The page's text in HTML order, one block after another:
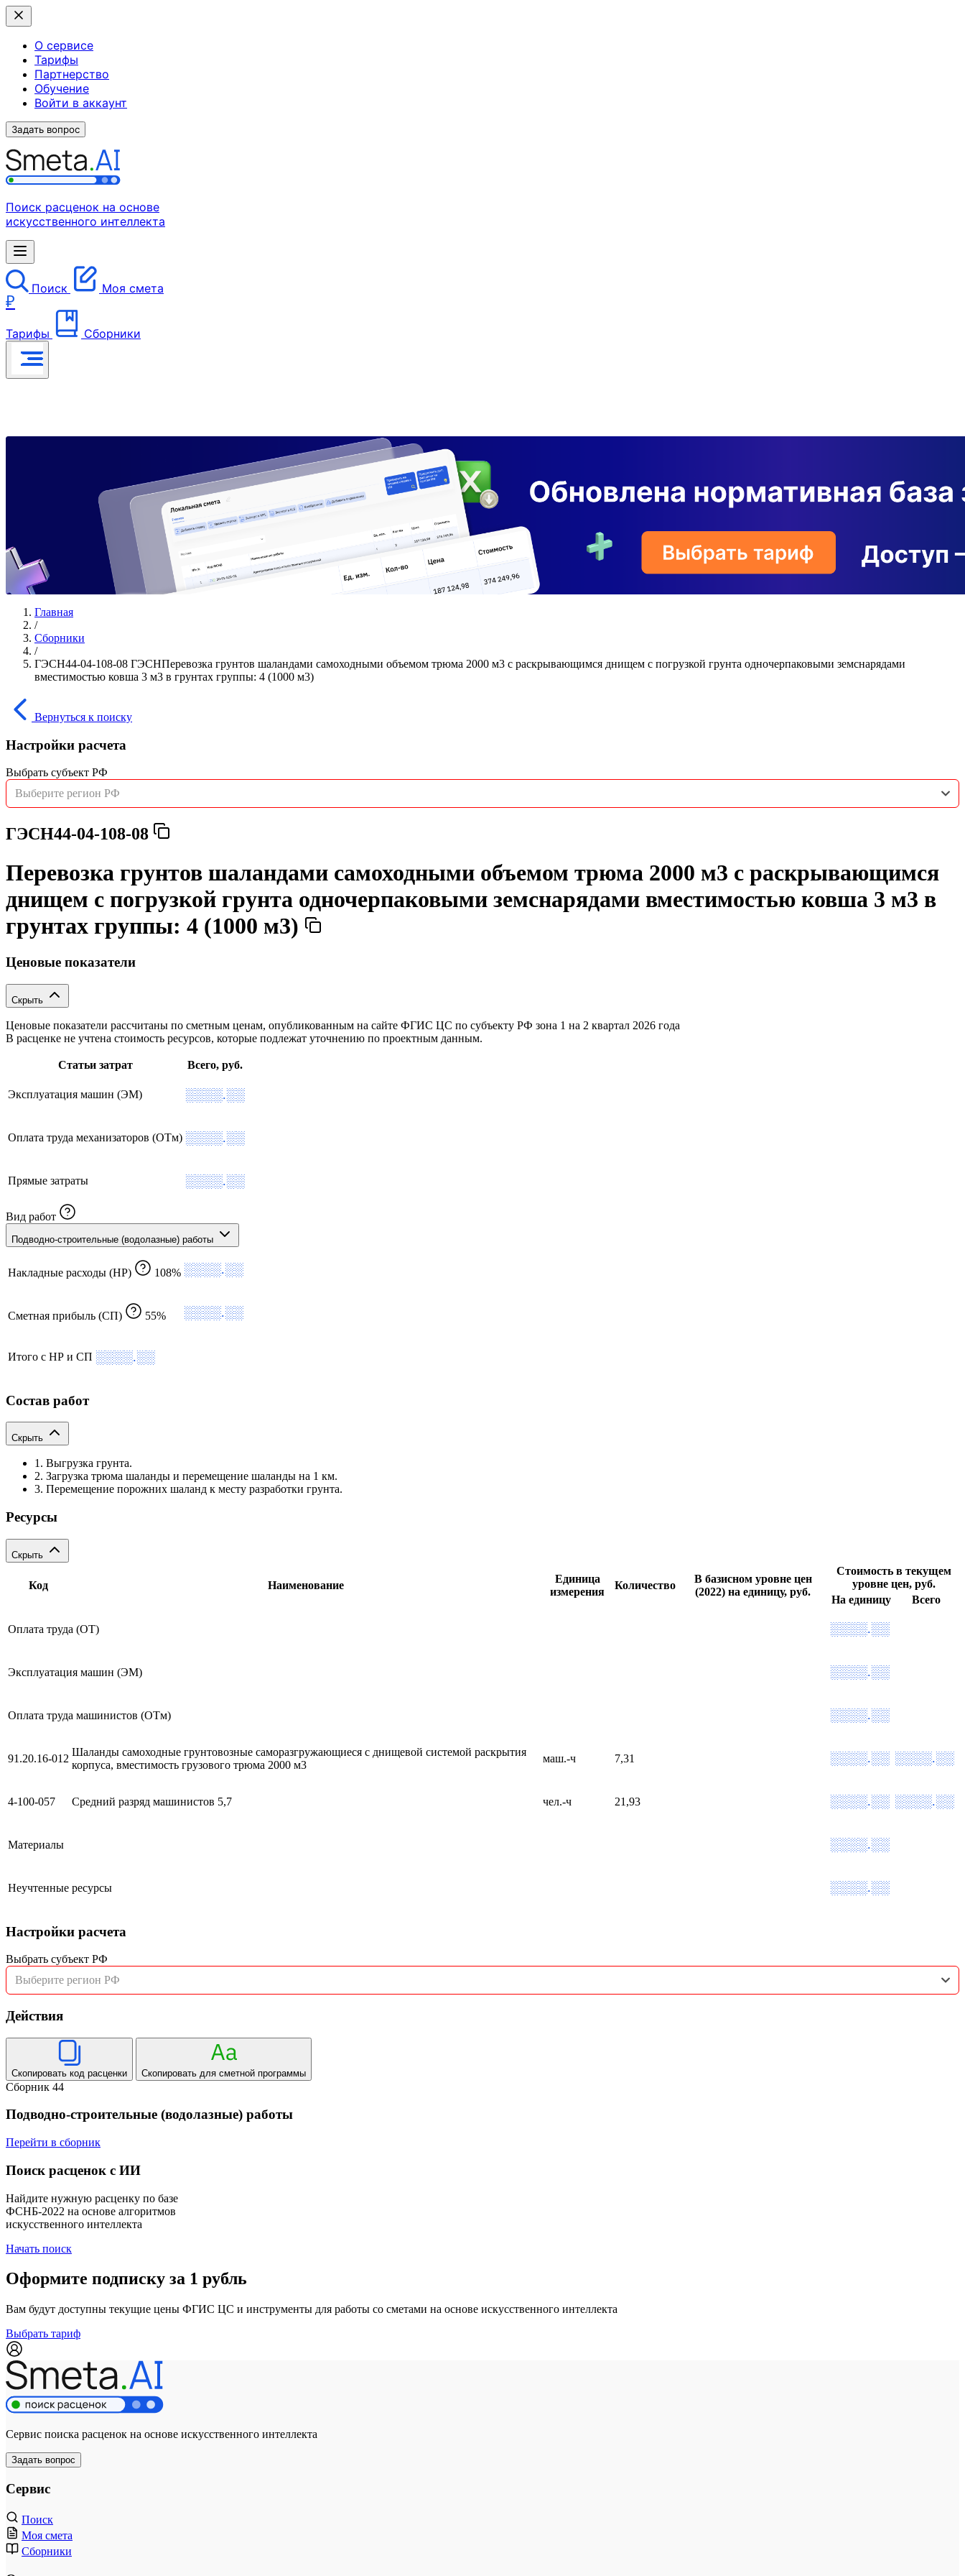
О сервисе
Тарифы
Партнерство
Обучение
Войти в аккаунт
Задать вопрос
Поиск расценок на основе
искусственного интеллекта
Поиск Моя смета
₽
Тарифы Сборники
Главная
/
Сборники
/
ГЭСН44-04-108-08 ГЭСНПеревозка грунтов шаландами самоходными объемом трюма 2000 м3 с раскрывающимся днищем с погрузкой грунта одночерпаковыми земснарядами
вместимостью ковша 3 м3 в грунтах группы: 4 (1000 м3)
Вернуться к поиску
Настройки расчета
Выбрать субъект РФ
Выберите регион РФ
ГЭСН44-04-108-08
Перевозка грунтов шаландами самоходными объемом трюма 2000 м3 с раскрывающимся
днищем с погрузкой грунта одночерпаковыми земснарядами вместимостью ковша 3 м3 в
грунтах группы: 4 (1000 м3)
Ценовые показатели
Скрыть
Ценовые показатели рассчитаны по сметным ценам, опубликованным на сайте ФГИС ЦС по субъекту РФ зона 1 на 2 квартал 2026 года
В расценке не учтена стоимость ресурсов, которые подлежат уточнению по проектным данным.
Статьи затрат Всего, руб.
Эксплуатация машин (ЭМ) ░░░░.░░
Оплата труда механизаторов (ОТм) ░░░░.░░
Прямые затраты ░░░░.░░
Вид работ
Подводно-строительные (водолазные) работы
Накладные расходы (НР) 108% ░░░░.░░
Сметная прибыль (СП) 55% ░░░░.░░
Итого с НР и СП ░░░░.░░
Состав работ
Скрыть
1. Выгрузка грунта.
2. Загрузка трюма шаланды и перемещение шаланды на 1 км.
3. Перемещение порожних шаланд к месту разработки грунта.
Ресурсы
Скрыть
Код Наименование
Единица
измерения
Количество
В базисном уровне цен
(2022) на единицу, руб.
Стоимость в текущем
уровне цен, руб.
На единицу
Всего
Оплата труда (ОТ) ░░░░.░░
Эксплуатация машин (ЭМ) ░░░░.░░
Оплата труда машинистов (ОТм) ░░░░.░░
91.20.16-012
Шаланды самоходные грунтовозные саморазгружающиеся с днищевой системой раскрытия
корпуса, вместимость грузового трюма 2000 м3
маш.-ч 7,31 ░░░░.░░ ░░░░.░░
4-100-057 Средний разряд машинистов 5,7 чел.-ч 21,93 ░░░░.░░ ░░░░.░░
Материалы ░░░░.░░
Неучтенные ресурсы ░░░░.░░
Настройки расчета
Выбрать субъект РФ
Выберите регион РФ
Действия
Скопировать код расценки Скопировать для сметной программы
Сборник 44
Подводно-строительные (водолазные) работы
Перейти в сборник
Поиск расценок с ИИ
Найдите нужную расценку по базе
ФСНБ-2022 на основе алгоритмов
искусственного интеллекта
Начать поиск
Оформите подписку за 1 рубль
Вам будут доступны текущие цены ФГИС ЦС и инструменты для работы со сметами на основе искусственного интеллекта
Выбрать тариф
Сервис поиска расценок на основе искусственного интеллекта
Задать вопрос
Сервис
Поиск
Моя смета
Сборники